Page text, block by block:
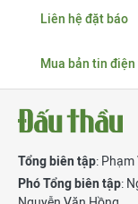
Liên hệ đặt báo
Mua bản tin
Tổng biên tập:
Phó Tổng biên tập: